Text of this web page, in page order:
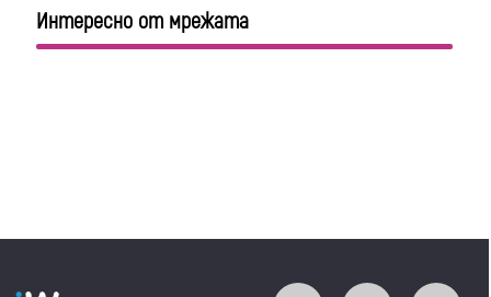
Интересно от мрежата